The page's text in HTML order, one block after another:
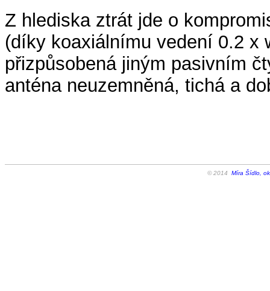
Z hlediska ztrát jde o
(díky koaxiálnímu vedení 0.2 x
přizpůsobená jiným pasivním
anténa neuzemněná, tichá a
© 2014 Míra Šídlo,